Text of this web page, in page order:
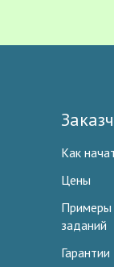
Как
Цены
Примеры
заданий
Гарантии